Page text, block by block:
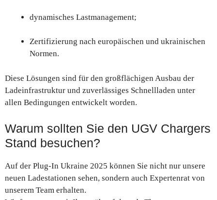
dynamisches Lastmanagement;
Zertifizierung nach europäischen und ukrainischen
Normen.
Diese Lösungen sind für den großflächigen Ausbau der
Ladeinfrastruktur und zuverlässiges Schnellladen unter
allen Bedingungen entwickelt worden.
Warum sollten Sie den UGV Chargers
Stand besuchen?
Auf der Plug-In Ukraine 2025 können Sie nicht nur unsere
neuen Ladestationen sehen, sondern auch Expertenrat von
unserem Team erhalten.